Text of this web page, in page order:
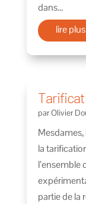
dans...
lire plus
parOlivier
la
l’ensemble
partie de la